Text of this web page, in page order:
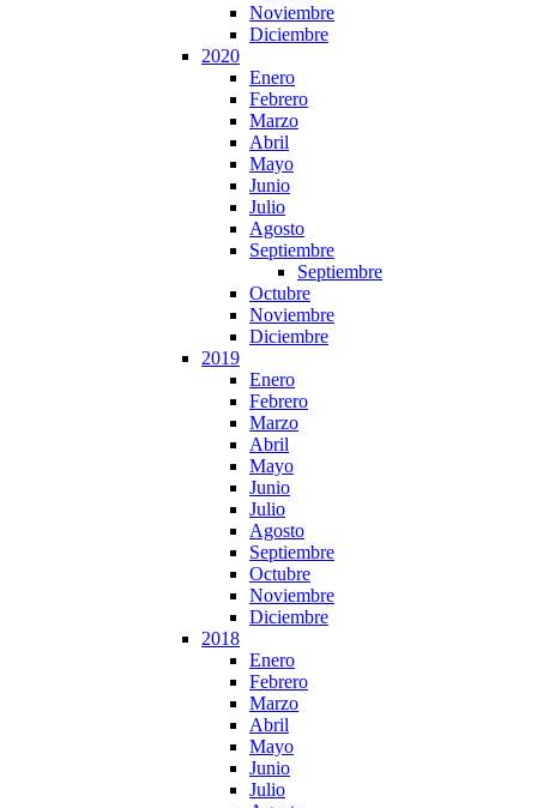
Noviembre
Diciembre
2020
Enero
Febrero
Marzo
Abril
Mayo
Junio
Julio
Agosto
Septiembre
Septiembre
Octubre
Noviembre
Diciembre
2019
Enero
Febrero
Marzo
Abril
Mayo
Junio
Julio
Agosto
Septiembre
Octubre
Noviembre
Diciembre
2018
Enero
Febrero
Marzo
Abril
Mayo
Junio
Julio